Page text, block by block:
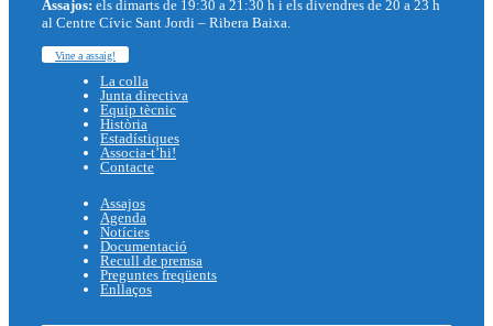
Assajos: els dimarts de 19:30 a 21:30 h i els divendres de 20 a 23 h
al Centre Cívic Sant Jordi – Ribera Baixa.
Vine a assaig!
La colla
Junta directiva
Equip tècnic
Història
Estadístiques
Associa-t’hi!
Contacte
Assajos
Agenda
Notícies
Documentació
Recull de premsa
Preguntes freqüents
Enllaços